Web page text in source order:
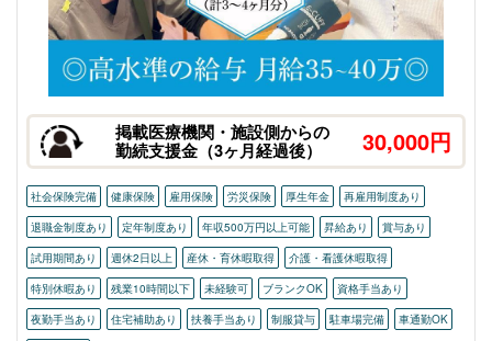
掲載医療機関・施設側からの
勤続支援金（3ヶ月経過後） 30,000円
社会保険完備 健康保険 雇用保険 労災保険 厚生年金
再雇用制度あり
退職金制度あり
定年制度あり 年収500万円以上可能 昇給あり
賞与あり
試用期間あり
週休2日以上 産休・育休暇取得
介護・看護休暇取得
特別休暇あり
残業10時間以下 未経験可 ブランクOK
資格手当あり
夜勤手当あり
住宅補助あり 扶養手当あり 制服貸与 駐車場完備
車通勤OK